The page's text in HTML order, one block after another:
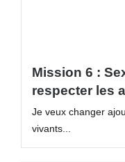
Mission 6 :
respecter les
Je veux changer
vivants...